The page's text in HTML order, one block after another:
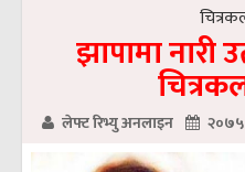
झापामा नारी
लेफ्ट रिभ्यु अनलाइन